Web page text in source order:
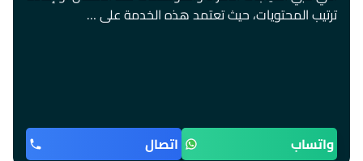
ترتيب المحتويات، حيث تعتمد هذه الخدمة على …
واتساب اتصال